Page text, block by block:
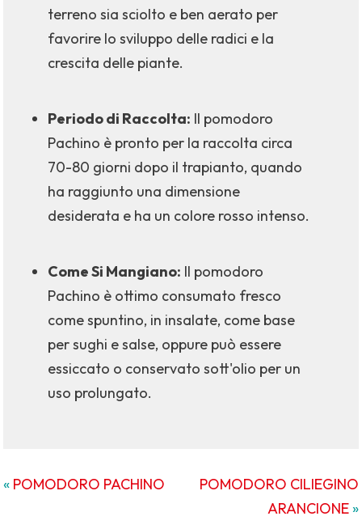
terreno sia sciolto e ben aerato per
favorire lo sviluppo delle radici e la
crescita delle piante.
Periodo di Raccolta: Il pomodoro
Pachino è pronto per la raccolta circa
70-80 giorni dopo il trapianto, quando
ha raggiunto una dimensione
desiderata e ha un colore rosso intenso.
Come Si Mangiano: Il pomodoro
Pachino è ottimo consumato fresco
come spuntino, in insalate, come base
per sughi e salse, oppure può essere
essiccato o conservato sott'olio per un
uso prolungato.
« POMODORO PACHINO
POMODORO CILIEGINO
ARANCIONE»